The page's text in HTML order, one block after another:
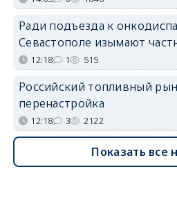
Ради подъезда к
Севастополе изымают
12:18 1 515
Российский топливный
перенастройка
12:18 3 2122
Показать все